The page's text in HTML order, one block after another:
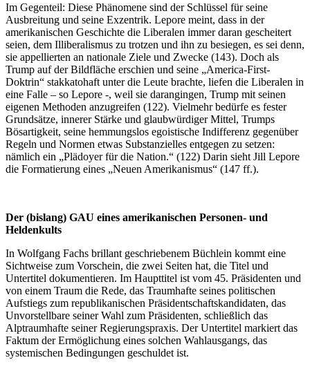
Im Gegenteil: Diese Phänomene sind der Schlüssel für seine
Ausbreitung und seine Exzentrik. Lepore meint, dass in der
amerikanischen Geschichte die Liberalen immer daran gescheitert
seien, dem Illiberalismus zu trotzen und ihn zu besiegen, es sei denn,
sie appellierten an nationale Ziele und Zwecke (143). Doch als
Trump auf der Bildfläche erschien und seine „America-First-
Doktrin“ stakkatohaft unter die Leute brachte, liefen die Liberalen in
eine Falle – so Lepore -, weil sie darangingen, Trump mit seinen
eigenen Methoden anzugreifen (122). Vielmehr bedürfe es fester
Grundsätze, innerer Stärke und glaubwürdiger Mittel, Trumps
Bösartigkeit, seine hemmungslos egoistische Indifferenz gegenüber
Regeln und Normen etwas Substanzielles entgegen zu setzen:
nämlich ein „Plädoyer für die Nation.“ (122) Darin sieht Jill Lepore
die Formatierung eines „Neuen Amerikanismus“ (147 ff.).
Der (bislang) GAU eines amerikanischen Personen- und
Heldenkults
In Wolfgang Fachs brillant geschriebenem Büchlein kommt eine
Sichtweise zum Vorschein, die zwei Seiten hat, die Titel und
Untertitel dokumentieren. Im Haupttitel ist vom 45. Präsidenten und
von einem Traum die Rede, das Traumhafte seines politischen
Aufstiegs zum republikanischen Präsidentschaftskandidaten, das
Unvorstellbare seiner Wahl zum Präsidenten, schließlich das
Alptraumhafte seiner Regierungspraxis. Der Untertitel markiert das
Faktum der Ermöglichung eines solchen Wahlausgangs, das
systemischen Bedingungen geschuldet ist.